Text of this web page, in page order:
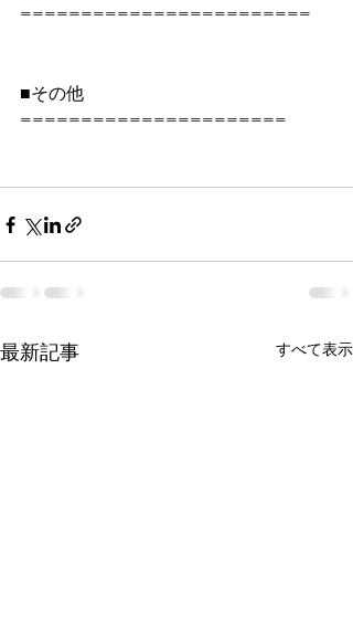
========================
■その他
======================
最新記事 すべて表示